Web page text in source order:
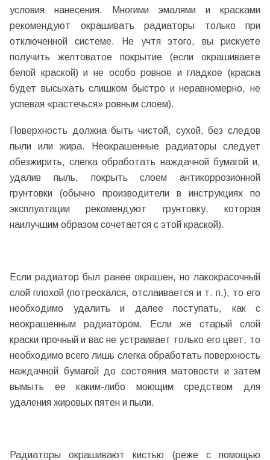
условия нанесения. Многими эмалями и красками
рекомендуют окрашивать радиаторы только при
отключенной системе. Не учтя этого, вы рискуете
получить желтоватое покрытие (если окрашиваете
белой краской) и не особо ровное и гладкое (краска
будет высыхать слишком быстро и неравномерно, не
успевая «растечься» ровным слоем).
Поверхность должна быть чистой, сухой, без следов
пыли или жира. Неокрашенные радиаторы следует
обезжирить, слегка обработать наждачной бумагой и,
удалив пыль, покрыть слоем антикоррозионной
грунтовки (обычно производители в инструкциях по
эксплуатации рекомендуют грунтовку, которая
наилучшим образом сочетается с этой краской).
Если радиатор был ранее окрашен, но лакокрасочный
слой плохой (потрескался, отслаивается и т. п.), то его
необходимо удалить и далее поступать, как с
неокрашенным радиатором. Если же старый слой
краски прочный и вас не устраивает только его цвет, то
необходимо всего лишь слегка обработать поверхность
наждачной бумагой до состояния матовости и затем
вымыть ее каким-либо моющим средством для
удаления жировых пятен и пыли.
Радиаторы окрашивают кистью (реже с помощью